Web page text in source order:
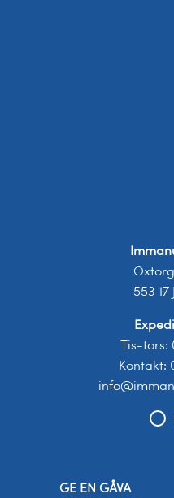
553
Tis-tors:
Kontakt:
GE EN GÅVA